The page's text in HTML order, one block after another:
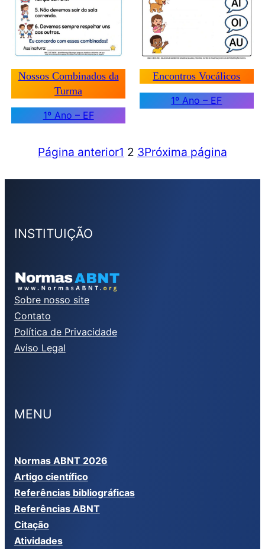
Nossos Combinados da
Turma
1º Ano – EF
Encontros Vocálicos
1º Ano – EF
Página anterior1 2 3Próxima página
INSTITUIÇÃO
Sobre nosso site
Contato
Política de Privacidade
Aviso Legal
MENU
Normas ABNT 2026
Artigo científico
Referências bibliográficas
Referências ABNT
Citação
Atividades